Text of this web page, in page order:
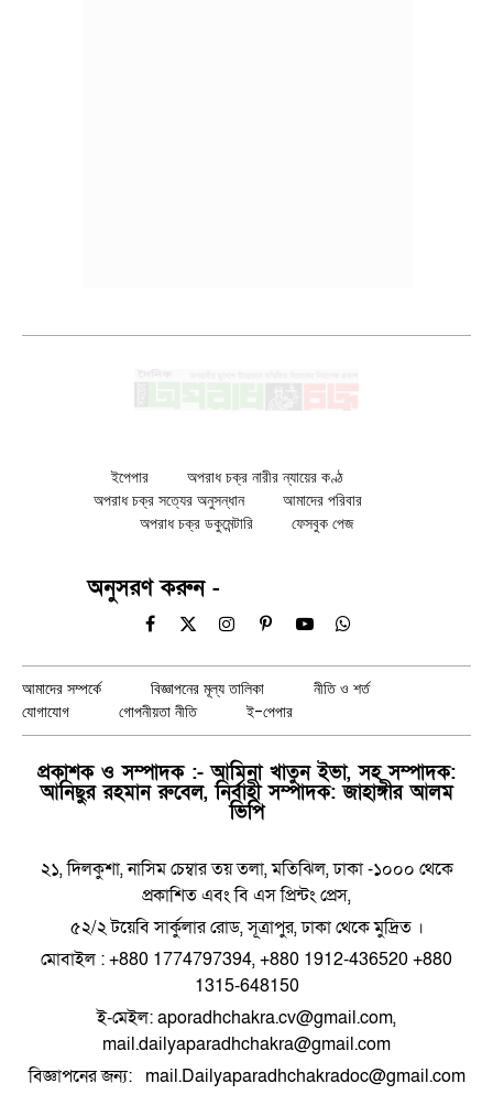
ইপেপার
অপরাধ চক্র নারীর ন্যায়ের কণ্ঠ
অপরাধ চক্র সত্যের অনুসন্ধান
আমাদের পরিবার
অপরাধ চক্র ডকুমেন্টারি
ফেসবুক পেজ
অনুসরণ করুন -
Facebook
X
InstagramPinterestYouTubeWhatsApp
আমাদের সম্পর্কে বিজ্ঞাপনের মূল্য তালিকা
নীতি ও শর্ত
যোগাযোগ
গোপনীয়তা নীতি ই-পেপার
প্রকাশক ও সম্পাদক :- আমিনা খাতুন ইভা, সহ সম্পাদক:
আনিছুর রহমান রুবেল, নির্বাহী সম্পাদক: জাহাঙ্গীর আলম
ভিপি
২১, দিলকুশা, নাসিম চেম্বার তয় তলা, মতিঝিল, ঢাকা -১০০০ থেকে
প্রকাশিত এবং বি এস প্রিন্টং প্রেস,
৫২/২ টয়েবি সার্কুলার রোড, সূত্রাপুর, ঢাকা থেকে মুদ্রিত ।
মোবাইল : +880 1774797394, +880 1912-436520 +880
1315-648150
ই-মেইল: aporadhchakra.cv@gmail.com,
mail.dailyaparadhchakra@gmail.com
বিজ্ঞাপনের জন্য: mail.Dailyaparadhchakradoc@gmail.com